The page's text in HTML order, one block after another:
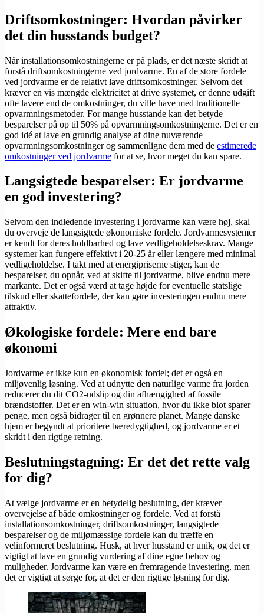
Driftsomkostninger: Hvordan påvirker
det din husstands budget?
Når installationsomkostningerne er på plads, er det næste skridt at
forstå driftsomkostningerne ved jordvarme. En af de store fordele
ved jordvarme er de relativt lave driftsomkostninger. Selvom det
kræver en vis mængde elektricitet at drive systemet, er denne udgift
ofte lavere end de omkostninger, du ville have med traditionelle
opvarmningsmetoder. For mange husstande kan det betyde
besparelser på op til 50% på opvarmningsomkostningerne. Det er en
god idé at lave en grundig analyse af dine nuværende
opvarmningsomkostninger og sammenligne dem med de estimerede
omkostninger ved jordvarme for at se, hvor meget du kan spare.
Langsigtede besparelser: Er jordvarme
en god investering?
Selvom den indledende investering i jordvarme kan være høj, skal
du overveje de langsigtede økonomiske fordele. Jordvarmesystemer
er kendt for deres holdbarhed og lave vedligeholdelseskrav. Mange
systemer kan fungere effektivt i 20-25 år eller længere med minimal
vedligeholdelse. I takt med at energipriserne stiger, kan de
besparelser, du opnår, ved at skifte til jordvarme, blive endnu mere
markante. Det er også værd at tage højde for eventuelle statslige
tilskud eller skattefordele, der kan gøre investeringen endnu mere
attraktiv.
Økologiske fordele: Mere end bare
økonomi
Jordvarme er ikke kun en økonomisk fordel; det er også en
miljøvenlig løsning. Ved at udnytte den naturlige varme fra jorden
reducerer du dit CO2-udslip og din afhængighed af fossile
brændstoffer. Det er en win-win situation, hvor du ikke blot sparer
penge, men også bidrager til en grønnere planet. Mange danske
hjem er begyndt at prioritere bæredygtighed, og jordvarme er et
skridt i den rigtige retning.
Beslutningstagning: Er det det rette valg
for dig?
At vælge jordvarme er en betydelig beslutning, der kræver
overvejelse af både omkostninger og fordele. Ved at forstå
installationsomkostninger, driftsomkostninger, langsigtede
besparelser og de miljømæssige fordele kan du træffe en
velinformeret beslutning. Husk, at hver husstand er unik, og det er
vigtigt at lave en grundig vurdering af dine egne behov og
muligheder. Jordvarme kan være en fremragende investering, men
det er vigtigt at sørge for, at det er den rigtige løsning for dig.